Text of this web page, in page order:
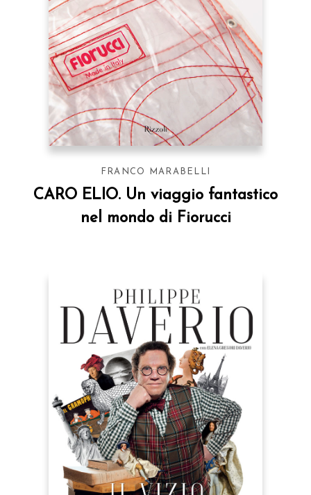
FRANCO MARABELLI
CARO ELIO. Un viaggio fantastico
nel mondo di Fiorucci